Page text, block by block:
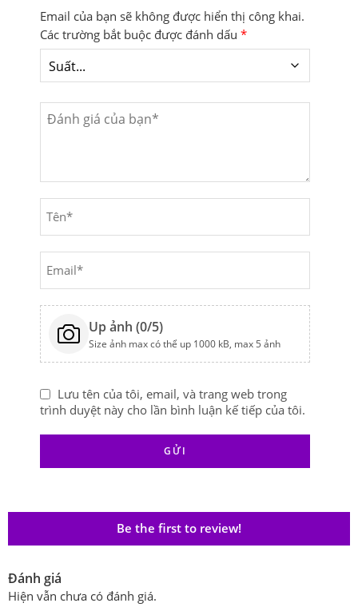
Email của bạn sẽ không được hiển thị công khai.
Các trường bắt buộc được đánh dấu *
Up ảnh (0/5)
Size ảnh max có thể up 1000 kB, max 5 ảnh
Lưu tên của tôi, email, và trang web trong
trình duyệt này cho lần bình luận kế tiếp của tôi.
Be the first to review!
Đánh giá
Hiện vẫn chưa có đánh giá.